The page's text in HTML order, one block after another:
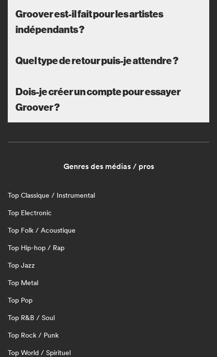
Groover est-il fait pour les artistes
indépendants ?
Quel type de retour puis-je attendre ?
Dois-je créer un compte pour essayer
Groover ?
Genres des médias / pros
Top Classique / Instrumental
Top Electronic
Top Folk / Acoustique
Top Hip-hop / Rap
Top Jazz
Top Metal
Top Pop
Top R&B / Soul
Top Rock / Punk
Top World / Spirituel